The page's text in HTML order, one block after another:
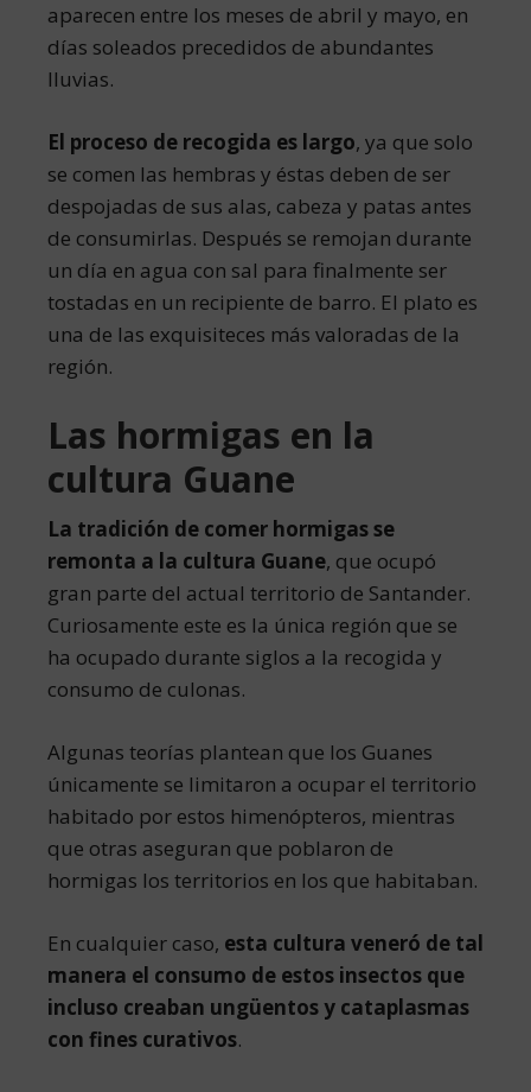
aparecen entre los meses de abril y mayo, en
días soleados precedidos de abundantes
lluvias.
El proceso de recogida es largo, ya que solo
se comen las hembras y éstas deben de ser
despojadas de sus alas, cabeza y patas antes
de consumirlas. Después se remojan durante
un día en agua con sal para finalmente ser
tostadas en un recipiente de barro. El plato es
una de las exquisiteces más valoradas de la
región.
Las hormigas en la
cultura Guane
La tradición de comer hormigas se
remonta a la cultura Guane, que ocupó
gran parte del actual territorio de Santander.
Curiosamente este es la única región que se
ha ocupado durante siglos a la recogida y
consumo de culonas.
Algunas teorías plantean que los Guanes
únicamente se limitaron a ocupar el territorio
habitado por estos himenópteros, mientras
que otras aseguran que poblaron de
hormigas los territorios en los que habitaban.
En cualquier caso, esta cultura veneró de tal
manera el consumo de estos insectos que
incluso creaban ungüentos y cataplasmas
con fines curativos.